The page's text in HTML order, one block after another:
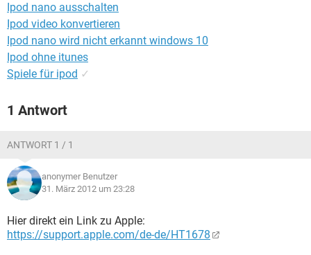
Ipod nano ausschalten
Ipod video konvertieren
Ipod nano wird nicht erkannt windows 10
Ipod ohne itunes
Spiele für ipod ✓
1 Antwort
ANTWORT 1 / 1
anonymer Benutzer
31. März 2012 um 23:28
Hier direkt ein Link zu Apple:
https://support.apple.com/de-de/HT1678